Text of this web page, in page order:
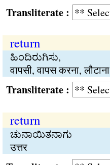
:
return
ಹಿಂದಿರುಗಿಸು,
वापसी, वापस करना, लौटाना
:
return
ಚುನಾಯಿತನಾಗು
उत्तर